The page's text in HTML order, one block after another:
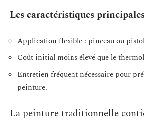
Les caractéristiques
Application flexible : pinceau ou
Coût initial moins élevé que le
Entretien fréquent nécessaire pour
peinture.
La peinture traditionnelle